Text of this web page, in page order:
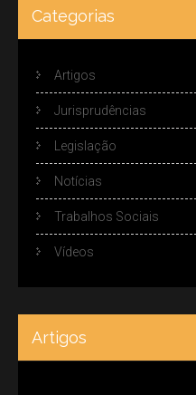
Categorias
Artigos
Jurisprudências
Legislação
Notícias
Trabalhos Sociais
Vídeos
Artigos